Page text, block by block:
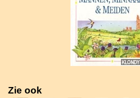
Zie ook